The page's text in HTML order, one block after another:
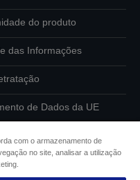
do produto
das Informações
de Dados da UE
cookies
com o armazenamento de
no site, analisar a utilização